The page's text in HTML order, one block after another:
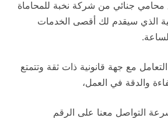
محامي جنائي من شركة نخبة للمحاماة
الذي سيقدم لك أقصى الخدمات
مع جهة قانونية ذات ثقة وتتمتع
والدقة في العمل،
التواصل معنا على الرقم